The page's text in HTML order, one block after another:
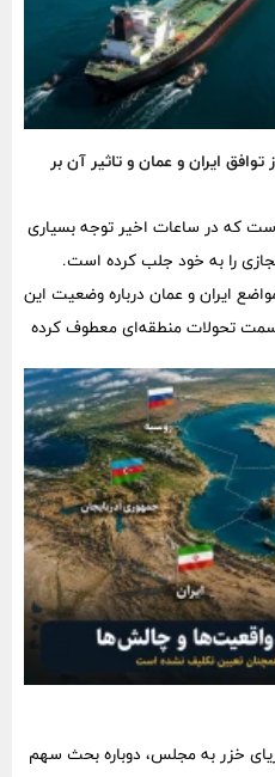
ایران و عمان و تاثیر آن بر
که در ساعات اخیر توجه بسیاری
را به خود جلب کرده است.
ایران و عمان درباره وضعیت این
به سمت تحولات منطقه‌ای معطوف کرده
خزر به مجلس، دوباره بحث سهم